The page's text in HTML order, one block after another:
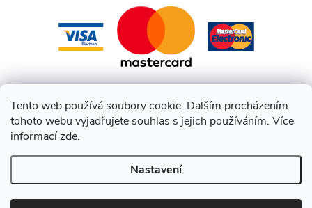
Tento web používá soubory cookie. Dalším procházením
tohoto webu vyjadřujete souhlas s jejich používáním. Více
informacízde.
Nastavení
Copyright 2026HEPCO BECKER CZ. Všechna práva vyhrazena.